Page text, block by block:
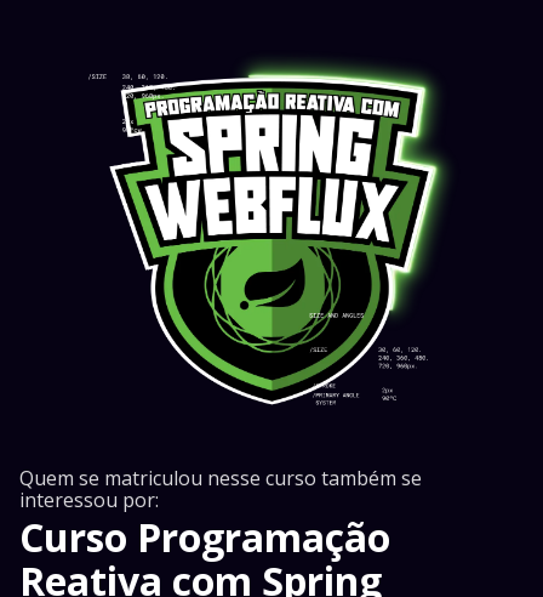
Quem se matriculou nesse curso também se
interessou por:
Curso Programação
Reativa com Spring